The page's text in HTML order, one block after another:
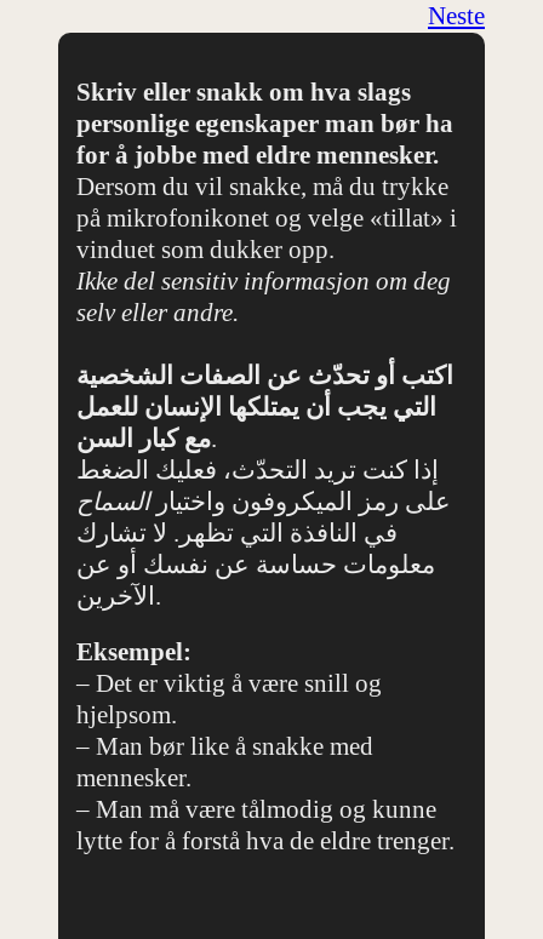
Neste
Skriv eller snakk om hva slags
personlige egenskaper man bør ha
for å jobbe med eldre mennesker.
Dersom du vil snakke, må du trykke
på mikrofonikonet og velge «tillat» i
vinduet som dukker opp.
Ikke del sensitiv informasjon om deg
selv eller andre.
اكتب أو تحدّث عن الصفات الشخصية
التي يجب أن يمتلكها الإنسان للعمل
مع كبار السن.
إذا كنت تريد التحدّث، فعليك الضغط
على رمز الميكروفون واختيارالسماح
في النافذة التي تظهر. لا تشارك
معلومات حساسة عن نفسك أو عن
الآخرين.
Eksempel:
– Det er viktig å være snill og
hjelpsom.
– Man bør like å snakke med
mennesker.
– Man må være tålmodig og kunne
lytte for å forstå hva de eldre trenger.